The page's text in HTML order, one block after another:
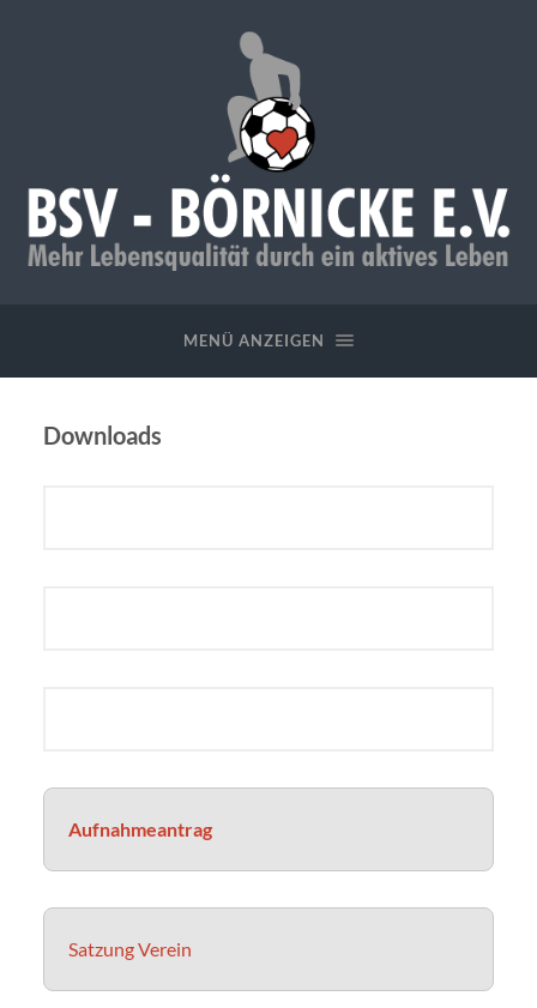
MENÜ ANZEIGEN
Downloads
Aufnahmeantrag
Satzung Verein